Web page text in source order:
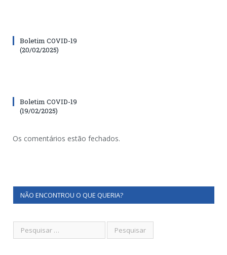
Boletim COVID-19
(20/02/2025)
Boletim COVID-19
(19/02/2025)
Os comentários estão fechados.
NÃO ENCONTROU O QUE QUERIA?